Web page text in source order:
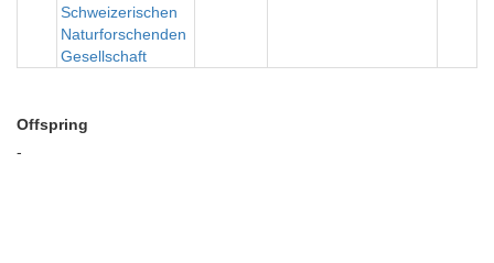
Schweizerischen
Naturforschenden
Gesellschaft
Offspring
-